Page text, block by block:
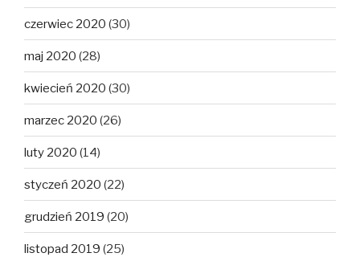
czerwiec 2020 (30)
maj 2020 (28)
kwiecień 2020 (30)
marzec 2020 (26)
luty 2020 (14)
styczeń 2020 (22)
grudzień 2019 (20)
listopad 2019 (25)